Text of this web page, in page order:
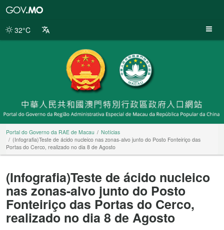
da
32°C
Portal do Governo da RAE de Macau
Notícias
(Infografia)Teste de ácido nucleico nas zonas-alvo junto do Posto Fonteiriço das
Portas do Cerco, realizado no dia 8 de Agosto
(Infografia)Teste de ácido nucleico
nas zonas-alvo junto do Posto
Fonteiriço das Portas do Cerco,
realizado no dia 8 de Agosto